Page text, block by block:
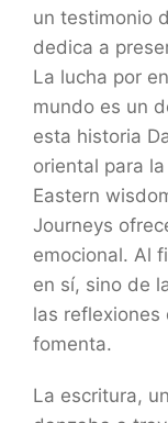
un testimonio
dedica a
La lucha por
mundo es un
esta historia
oriental para
Eastern
Journeys
emocional. Al
en sí, sino de
las reflexiones
fomenta.
La escritura,